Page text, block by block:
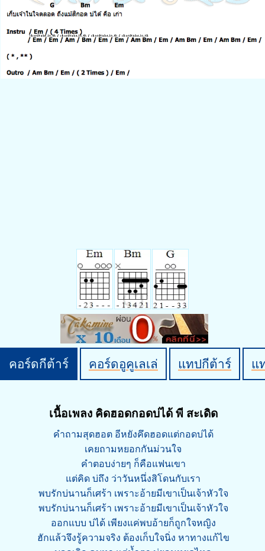
คอร์ดกีต้าร์ คอร์ดอูคูเลเล่ แทปกีต้าร์ แ
เนื้อเพลง คิดฮอดกอดบ่ได้ พี สะเดิด
คำถามสุดฮอต อีหยังคึดฮอดแต่กอดบ่ได้
เคยถามหยอกกันม่วนใจ
คำตอบง่ายๆ ก็คือแฟนเขา
แต่คิด บ่ถึง ว่าวันหนึ่งสิโดนกับเรา
พบรักบ่นานก็เศร้า เพราะอ้ายมีเขาเป็นเจ้าหัวใจ
พบรักบ่นานก็เศร้า เพราะอ้ายมีเขาเป็นเจ้าหัวใจ
ออกแบบ บ่ได้ เพียงแค่พบอ้ายก็ถูกใจหญิง
ฮักแล้วจึงรู้ความจริง ต้องเก็บใจนิ่ง หาทางแก้ไข